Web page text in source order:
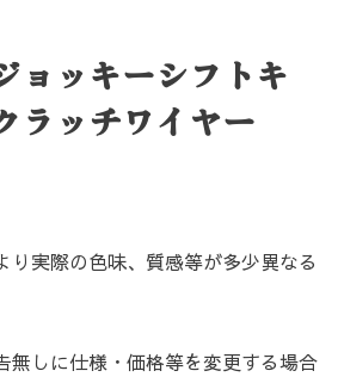
ョッキーシフトキ
ッチワイヤー
実際の色味、質感等が多少異なる
しに仕様・価格等を変更する場合